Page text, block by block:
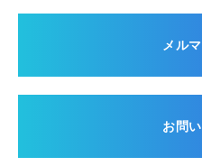
メル
お問